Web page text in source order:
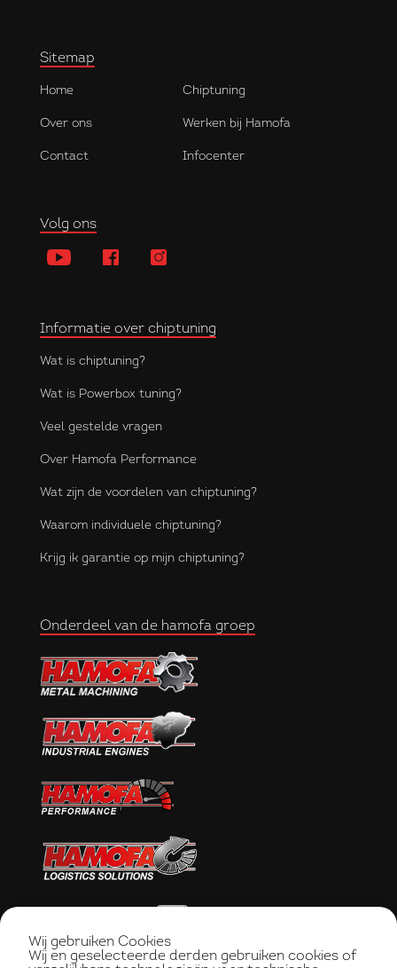
Wij gebruiken Cookies
Wij en geselecteerde derden gebruiken cookies of
Sitemap
Home Chiptuning
Over ons Werken bij Hamofa
Contact Infocenter
Volg ons
Informatie over chiptuning
Wat is chiptuning?
Wat is Powerbox tuning?
Veel gestelde vragen
Over Hamofa Performance
Wat zijn de voordelen van chiptuning?
Waarom individuele chiptuning?
Krijg ik garantie op mijn chiptuning?
Onderdeel van de hamofa groep